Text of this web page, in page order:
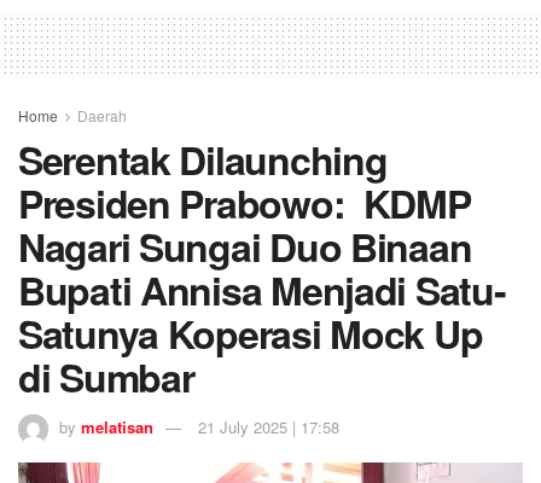
Home Daerah
Serentak Dilaunching
Presiden Prabowo: KDMP
Nagari Sungai Duo Binaan
Bupati Annisa Menjadi Satu-
Satunya Koperasi Mock Up
di Sumbar
by melatisan 21 July 2025 | 17:58